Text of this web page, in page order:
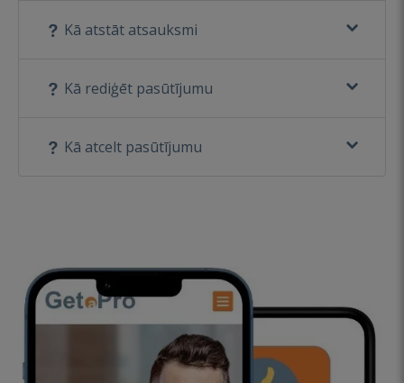
Kā atstāt atsauksmi
Kā rediģēt pasūtījumu
Kā atcelt pasūtījumu